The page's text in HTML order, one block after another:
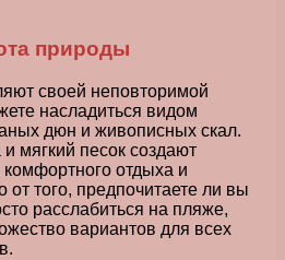
природы
своей неповторимой
насладиться видом
дюн и живописных скал.
мягкий песок создают
отдыха и
от того, предпочитаете ли вы
расслабиться на пляже,
вариантов для всех